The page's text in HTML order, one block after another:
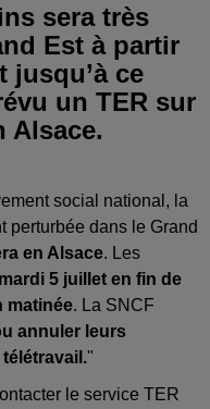
sera très
Est à partir
jusqu’à ce
un TER sur
Alsace.
social national, la
perturbée dans le Grand
en Alsace. Les
mardi 5 juillet en fin de
matinée. La SNCF
annuler leurs
"
le service TER